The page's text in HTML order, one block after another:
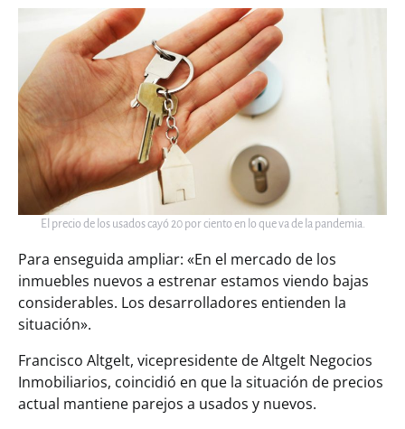
El precio de los usados cayó 20 por ciento en lo que va de la pandemia.
Para enseguida ampliar: «En el mercado de los
inmuebles nuevos a estrenar estamos viendo bajas
considerables. Los desarrolladores entienden la
situación».
Francisco Altgelt, vicepresidente de Altgelt Negocios
Inmobiliarios, coincidió en que la situación de precios
actual mantiene parejos a usados y nuevos.